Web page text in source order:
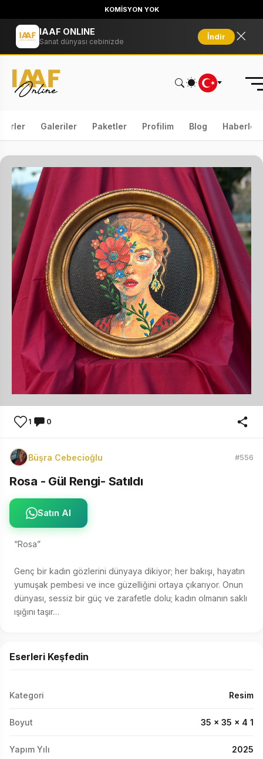
KOMİSYON YOK
IAAF ONLINE
Sanat dünyası cebinizde
İndir
Galeriler Paketler Profilim Blog Haberler
1 0
Büşra Cebecioğlu #556
Rosa - Gül Rengi- Satıldı
Satın Al
“Rosa”
Genç bir kadın gözlerini dünyaya dikiyor; her bakışı, hayatın
yumuşak pembesi ve ince güzelliğini ortaya çıkarıyor. Onun
dünyası, sessiz bir güç ve zarafetle dolu; kadın olmanın saklı
ışığını taşır…
Eserleri Keşfedin
Kategori Resim
Boyut 35 x 35 x 4 1
Yapım Yılı 2025